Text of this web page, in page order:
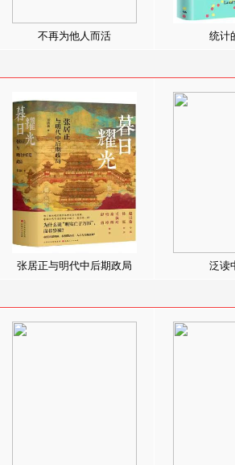
不再为他人而活 统计
张居正与明代中后期政局 泛读